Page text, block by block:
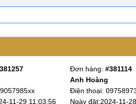
thưởng thức âm thanh chất lượng
và độ trung thực cao hơn. Kết
tiếng nhạc cụ đến giọng hát.
28 18:31:08
Đơn hàng:#380971
Anh Sàu
Điện thoại: 08344567xx
Ngày đặt:2024-11-28